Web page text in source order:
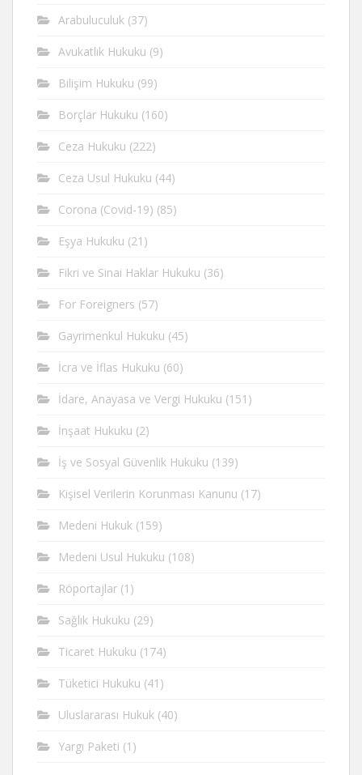
Arabuluculuk (37)
Avukatlık Hukuku (9)
Bilişim Hukuku (99)
Borçlar Hukuku (160)
Ceza Hukuku (222)
Ceza Usul Hukuku (44)
Corona (Covid-19) (85)
Eşya Hukuku (21)
Fikri ve Sinai Haklar Hukuku (36)
For Foreigners (57)
Gayrimenkul Hukuku (45)
İcra ve İflas Hukuku (60)
İdare, Anayasa ve Vergi Hukuku (151)
İnşaat Hukuku (2)
İş ve Sosyal Güvenlik Hukuku (139)
Kişisel Verilerin Korunması Kanunu (17)
Medeni Hukuk (159)
Medeni Usul Hukuku (108)
Röportajlar (1)
Sağlık Hukuku (29)
Ticaret Hukuku (174)
Tüketici Hukuku (41)
Uluslararası Hukuk (40)
Yargı Paketi (1)